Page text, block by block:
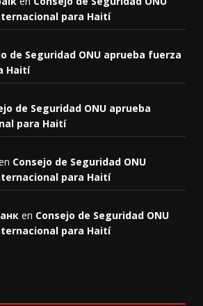
para Haití
de Seguridad ONU aprueba fuerza
Haití
de Seguridad ONU aprueba
para Haití
Consejo de Seguridad ONU
para Haití
en Consejo de Seguridad ONU
para Haití